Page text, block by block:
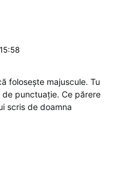
folosește majuscule. Tu
de punctuație. Ce părere
scris de doamna